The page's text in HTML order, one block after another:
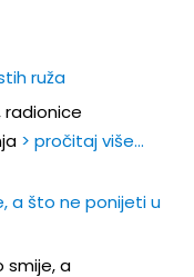
ruža
radionice
> pročitaj više…
a što ne ponijeti u
smije, a